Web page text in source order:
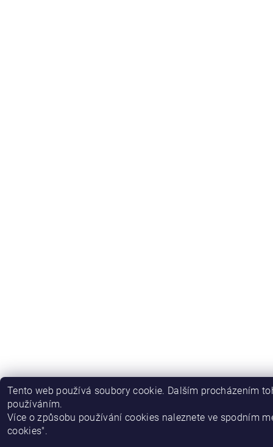
Tento web používá soubory cookie. Dalším procházením
používáním.
Více o způsobu používání cookies naleznete ve spodním
cookies".